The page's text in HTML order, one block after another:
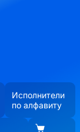
Исполнители
по алфавиту